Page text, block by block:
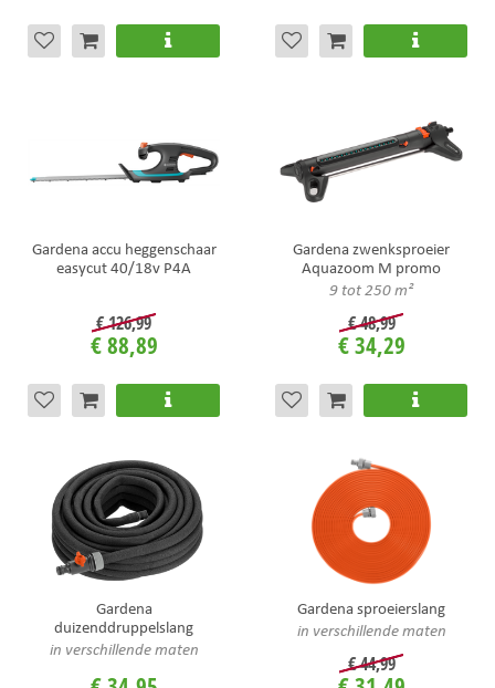
Gardena accu heggenschaar
easycut 40/18v P4A
€126,99
€88,89
Gardena zwenksproeier
Aquazoom M promo
9 tot 250 m²
€48,99
€34,29
Gardena
duizenddruppelslang
in verschillende maten
Gardena sproeierslang
in verschillende maten
€44,99